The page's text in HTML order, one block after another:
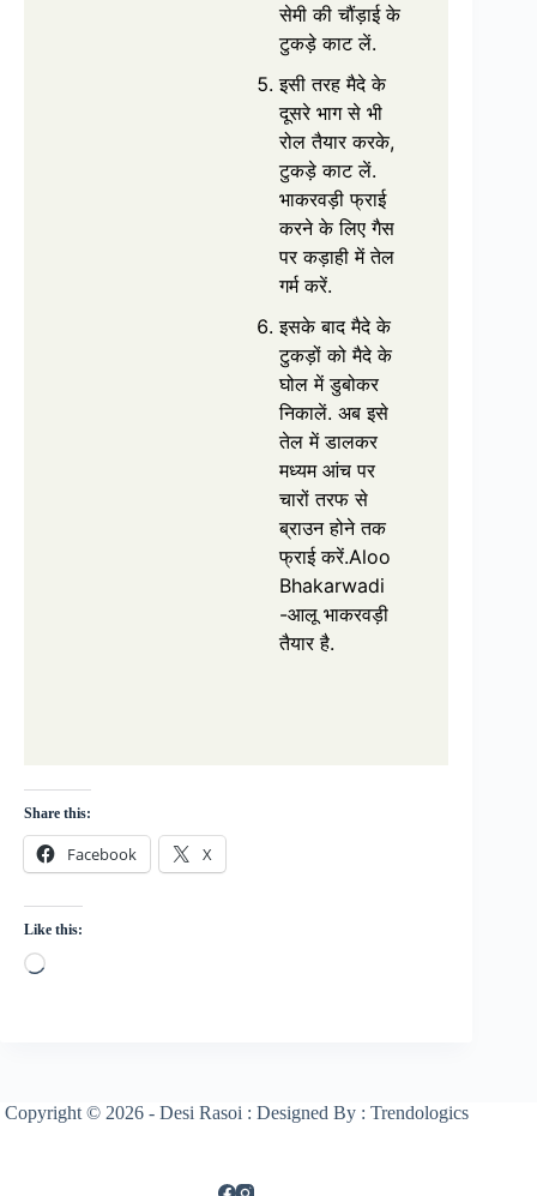
सेमी की चौंड़ाई के
टुकड़े काट लें.
इसी तरह मैदे के
दूसरे भाग से भी
रोल तैयार करके,
टुकड़े काट लें.
भाकरवड़ी फ्राई
करने के लिए गैस
पर कड़ाही में तेल
गर्म करें.
इसके बाद मैदे के
टुकड़ों को मैदे के
घोल में डुबोकर
निकालें. अब इसे
तेल में डालकर
मध्यम आंच पर
चारों तरफ से
ब्राउन होने तक
फ्राई करें.Aloo
Bhakarwadi
-आलू भाकरवड़ी
तैयार है.
Share this:
Facebook X
Like this:
Loading…
Copyright © 2026 - Desi Rasoi : Designed By : Trendologics